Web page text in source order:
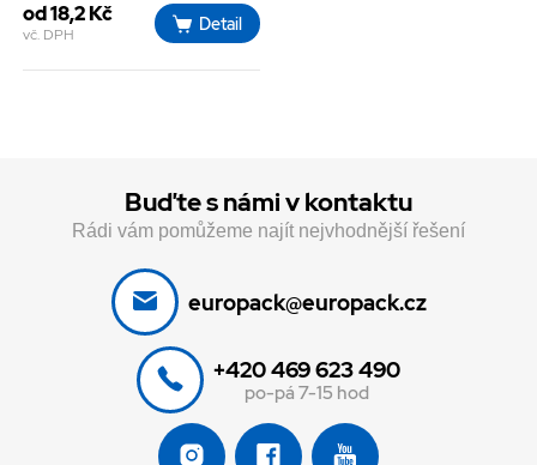
od 18,2 Kč
vč. DPH
Detail
Buďte s námi v kontaktu
Rádi vám pomůžeme najít nejvhodnější řešení
europack@europack.cz
+420 469 623 490
po-pá 7-15 hod